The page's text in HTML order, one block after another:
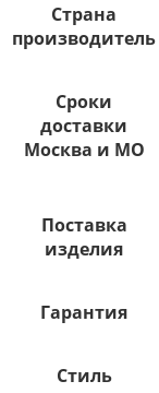
Страна
производитель
Сроки
доставки
Москва и МО
Поставка
изделия
Гарантия
Стиль